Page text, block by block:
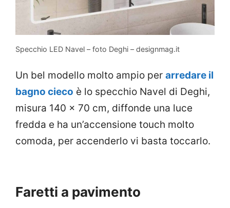
Specchio LED Navel – foto Deghi – designmag.it
Un bel modello molto ampio per arredare il
bagno cieco è lo specchio Navel di Deghi,
misura 140 x 70 cm, diffonde una luce
fredda e ha un’accensione touch molto
comoda, per accenderlo vi basta toccarlo.
Faretti a pavimento